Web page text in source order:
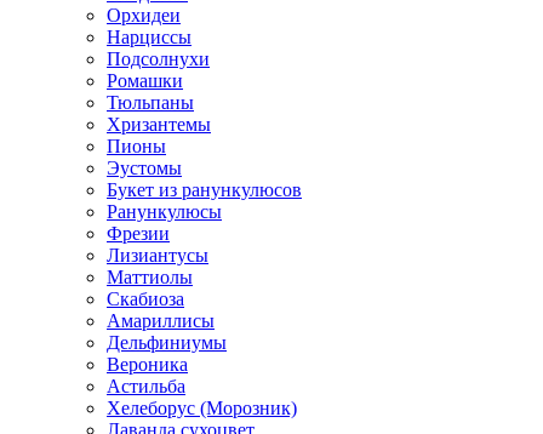
Орхидеи
Нарциссы
Подсолнухи
Ромашки
Тюльпаны
Хризантемы
Пионы
Эустомы
Букет из ранункулюсов
Ранункулюсы
Фрезии
Лизиантусы
Маттиолы
Скабиоза
Амариллисы
Дельфиниумы
Вероника
Астильба
Хелеборус (Морозник)
Лаванда сухоцвет